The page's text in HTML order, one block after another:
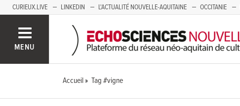
CURIEUX.LIVE LINKEDIN L'ACTUALITÉ NOUVELLE-AQUITAINE OCCITANIE
MENU
Accueil Tag #vigne